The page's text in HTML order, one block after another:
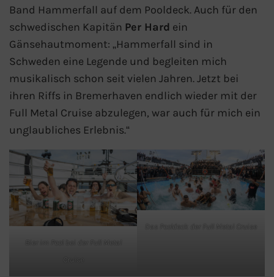
AIDA Südostasien
AIDA Weltreisen
Alle AIDA Häfen
Mein Schiff Reiseziele
Mein Schiff Kanaren
Mein Schiff Norwegen
Mein Schiff Westeuropa
Band Hammerfall auf dem Pooldeck. Auch für den
schwedischen Kapitän Per Hard ein
Gänsehautmoment: „Hammerfall sind in
Schweden eine Legende und begleiten mich
musikalisch schon seit vielen Jahren. Jetzt bei
ihren Riffs in Bremerhaven endlich wieder mit der
Full Metal Cruise abzulegen, war auch für mich ein
unglaubliches Erlebnis.“
Bier im Pool bei der Full Metal
Cruise
Das Pooldeck der Full Metal Cruise